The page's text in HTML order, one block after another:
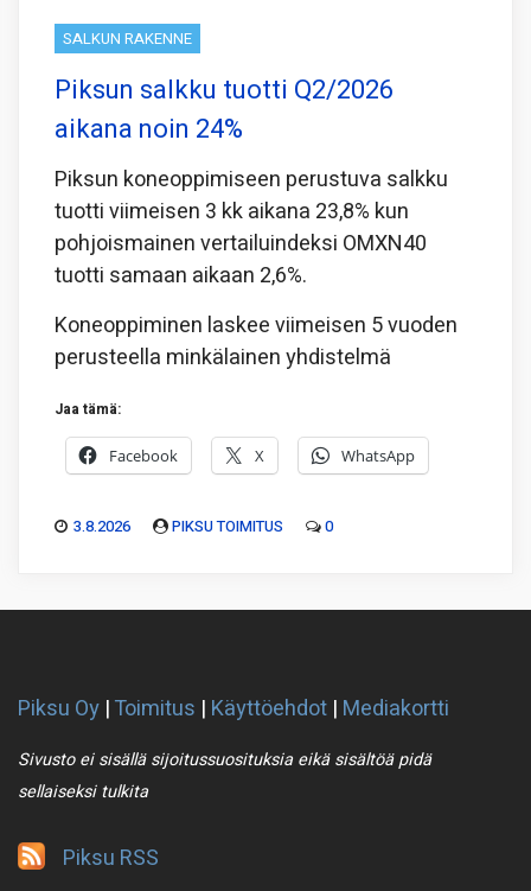
SALKUN RAKENNE
Piksun salkku tuotti Q2/2026
aikana noin 24%
Piksun koneoppimiseen perustuva salkku
tuotti viimeisen 3 kk aikana 23,8% kun
pohjoismainen vertailuindeksi OMXN40
tuotti samaan aikaan 2,6%.
Koneoppiminen laskee viimeisen 5 vuoden
perusteella minkälainen yhdistelmä
Jaa tämä:
Facebook X WhatsApp
3.8.2026 PIKSU TOIMITUS 0
Piksu Oy |Toimitus | Käyttöehdot | Mediakortti
Sivusto ei sisällä sijoitussuosituksia eikä sisältöä pidä
sellaiseksi tulkita
Piksu RSS